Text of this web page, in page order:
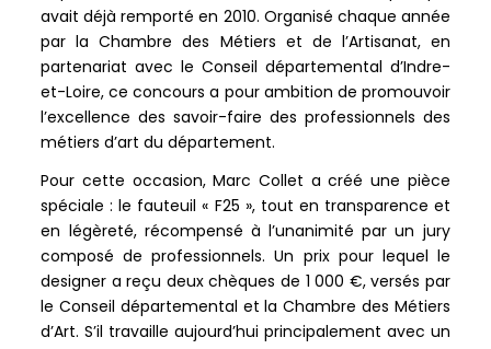
avait déjà remporté en 2010. Organisé chaque année
par la Chambre des Métiers et de l’Artisanat, en
partenariat avec le Conseil départemental d’Indre-
et-Loire, ce concours a pour ambition de promouvoir
l’excellence des savoir-faire des professionnels des
métiers d’art du département.
Pour cette occasion, Marc Collet a créé une pièce
spéciale : le fauteuil « F25 », tout en transparence et
en légèreté, récompensé à l’unanimité par un jury
composé de professionnels. Un prix pour lequel le
designer a reçu deux chèques de 1 000 €, versés par
le Conseil départemental et la Chambre des Métiers
d’Art. S’il travaille aujourd’hui principalement avec un